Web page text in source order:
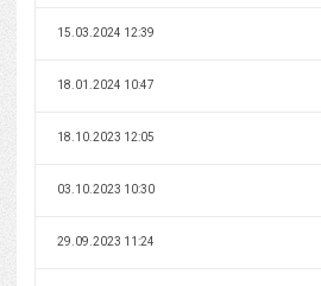
15.03.2024 12:39
18.01.2024 10:47
18.10.2023 12:05
03.10.2023 10:30
29.09.2023 11:24